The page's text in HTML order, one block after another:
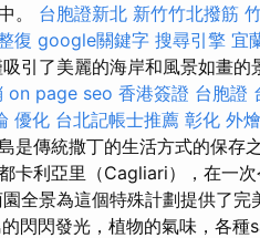
。 台胞證新北 新竹竹北撥筋
復 google關鍵字 搜尋引擎 宜
引了美麗的海岸和風景如畫
on page seo 香港簽證 台胞證
優化 台北記帳士推薦 彰化 外燴
是傳統撒丁的生活方式的保存
卡利亞里（Cagliari），在一
全景為這個特殊計劃提供了完
閃閃發光，植物的氣味，各